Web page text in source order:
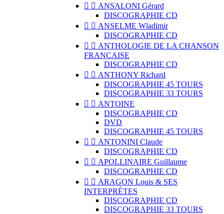
  ANSALONI Gérard
DISCOGRAPHIE CD
  ANSELME Wladimir
DISCOGRAPHIE CD
  ANTHOLOGIE DE LA CHANSON
FRANCAISE
DISCOGRAPHIE CD
  ANTHONY Richard
DISCOGRAPHIE 45 TOURS
DISCOGRAPHIE 33 TOURS
  ANTOINE
DISCOGRAPHIE CD
DVD
DISCOGRAPHIE 45 TOURS
  ANTONINI Claude
DISCOGRAPHIE CD
  APOLLINAIRE Guillaume
DISCOGRAPHIE CD
  ARAGON Louis & SES
INTERPRÈTES
DISCOGRAPHIE CD
DISCOGRAPHIE 33 TOURS